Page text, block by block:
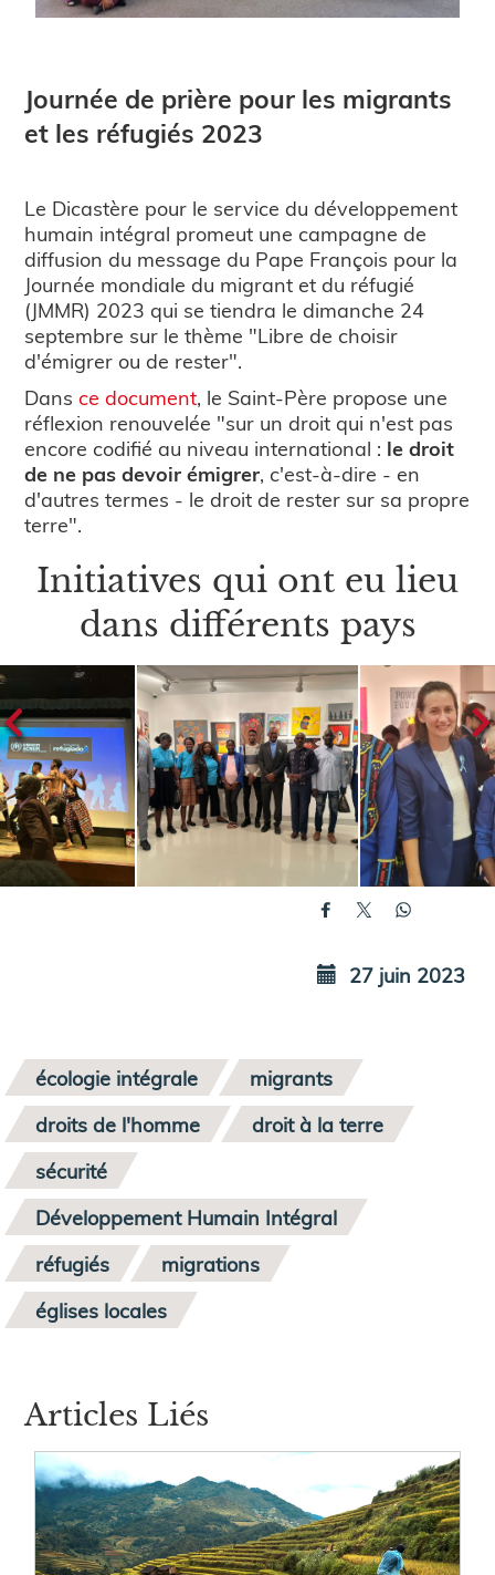
Journée de prière pour les migrants
et les réfugiés 2023
Le Dicastère pour le service du développement
humain intégral promeut une campagne de
diffusion du message du Pape François pour la
Journée mondiale du migrant et du réfugié
(JMMR) 2023 qui se tiendra le dimanche 24
septembre sur le thème "Libre de choisir
d'émigrer ou de rester".
Dansce document, le Saint-Père propose une
réflexion renouvelée "sur un droit qui n'est pas
encore codifié au niveau international : le droit
de ne pas devoir émigrer, c'est-à-dire - en
d'autres termes - le droit de rester sur sa propre
terre".
Initiatives qui ont eu lieu
dans différents pays
27 juin 2023
écologie intégrale
migrants
droits de l'homme
droit à la terre
sécurité
Développement Humain Intégral
réfugiés
migrations
églises locales
Articles Liés